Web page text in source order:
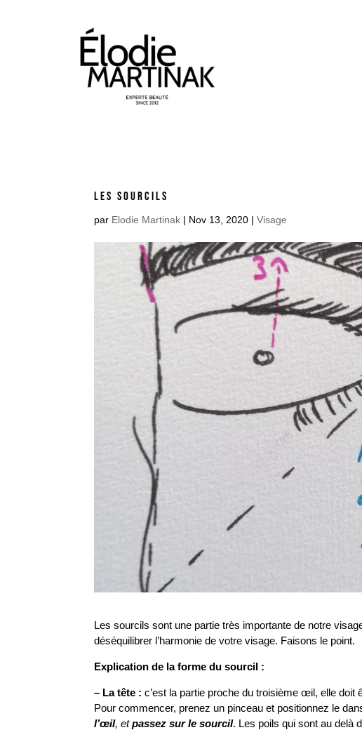
LES SOURCILS
par Elodie Martinak | Nov 13, 2020 |Visage
Les sourcils sont une partie très importante de notre
déséquilibrer l’harmonie de votre visage. Faisons le point.
Explication de la forme du sourcil :
– La tête : c’est la partie proche du troisième œil, elle doit
Pour commencer, prenez un pinceau et positionnez le
l’œil, etpassez sur le sourcil. Les poils qui sont au delà